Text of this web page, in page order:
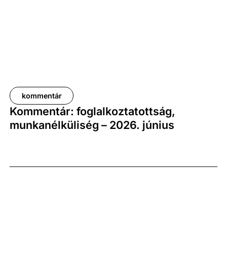
kommentár
Kommentár: foglalkoztatottság,
munkanélküliség – 2026. június